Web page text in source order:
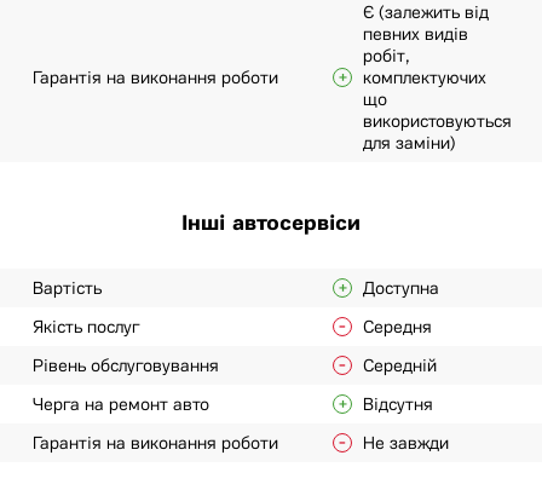
Гарантія на виконання роботи
Є (залежить від
певних видів
робіт,
комплектуючих
що
використовуються
для заміни)
Інші автосервіси
Вартість
Доступна
Якість послуг
Середня
Рівень обслуговування
Середній
Черга на ремонт авто
Відсутня
Гарантія на виконання роботи
Не завжди